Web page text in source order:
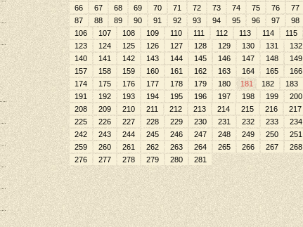
66
67 68 69 70 71 72 73 74 75 76 77
87
88 89 90 91 92 93 94 95 96 97 98
106
107 108 109 110 111 112 113 114 115
123
124 125 126 127 128 129 130 131 132
140
141 142 143 144 145 146 147 148 149
157
158 159 160 161 162 163 164 165 166
174
175 176 177 178 179 180 181 182 183
191
192 193 194 195 196 197 198 199 200
208
209 210 211 212 213 214 215 216 217
225
226 227 228 229 230 231 232 233 234
242
243 244 245 246 247 248 249 250 251
259
260 261 262 263 264 265 266 267 268
276
277 278 279 280 281